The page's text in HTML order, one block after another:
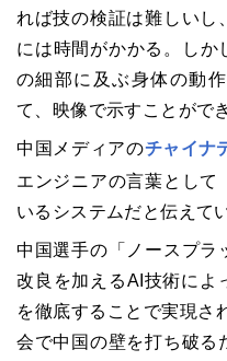
れば技の検証は難しいし
には時間がかかる。しか
の細部に及ぶ身体の動
て、映像で示すことがで
中国メディアのチャイナ
エンジニアの言葉として
いるシステムだと伝えて
中国選手の「ノースプラ
改良を加えるAI技術によ
を徹底することで実現さ
会で中国の壁を打ち破る